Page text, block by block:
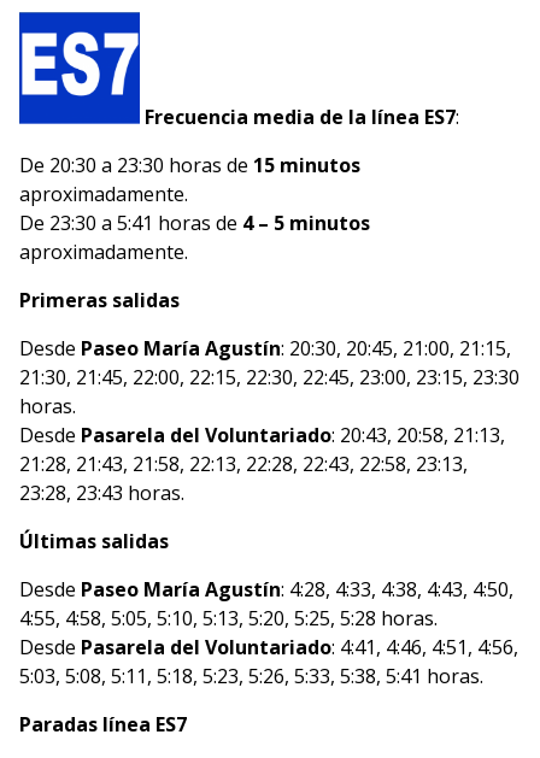
Frecuencia media de la línea ES7:
De 20:30 a 23:30 horas de 15 minutos
aproximadamente.
De 23:30 a 5:41 horas de 4 – 5 minutos
aproximadamente.
Primeras salidas
Desde Paseo María Agustín: 20:30, 20:45, 21:00, 21:15,
21:30, 21:45, 22:00, 22:15, 22:30, 22:45, 23:00, 23:15, 23:30
horas.
Desde Pasarela del Voluntariado: 20:43, 20:58, 21:13,
21:28, 21:43, 21:58, 22:13, 22:28, 22:43, 22:58, 23:13,
23:28, 23:43 horas.
Últimas salidas
Desde Paseo María Agustín: 4:28, 4:33, 4:38, 4:43, 4:50,
4:55, 4:58, 5:05, 5:10, 5:13, 5:20, 5:25, 5:28 horas.
Desde Pasarela del Voluntariado: 4:41, 4:46, 4:51, 4:56,
5:03, 5:08, 5:11, 5:18, 5:23, 5:26, 5:33, 5:38, 5:41 horas.
Paradas línea ES7